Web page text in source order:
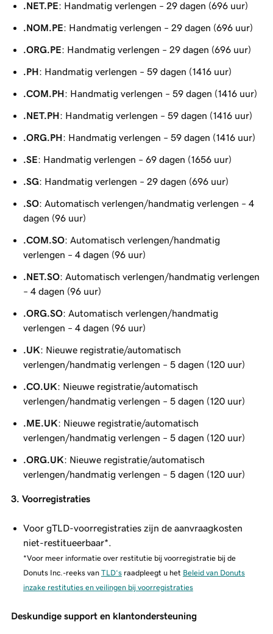
.NET.PE: Handmatig verlengen – 29 dagen (696 uur)
.NOM.PE: Handmatig verlengen – 29 dagen (696 uur)
.ORG.PE: Handmatig verlengen – 29 dagen (696 uur)
.PH: Handmatig verlengen – 59 dagen (1416 uur)
.COM.PH: Handmatig verlengen – 59 dagen (1416 uur)
.NET.PH: Handmatig verlengen – 59 dagen (1416 uur)
.ORG.PH: Handmatig verlengen – 59 dagen (1416 uur)
.SE: Handmatig verlengen – 69 dagen (1656 uur)
.SG: Handmatig verlengen – 29 dagen (696 uur)
.SO: Automatisch verlengen/handmatig verlengen – 4
dagen (96 uur)
.COM.SO: Automatisch verlengen/handmatig
verlengen – 4 dagen (96 uur)
.NET.SO: Automatisch verlengen/handmatig verlengen
– 4 dagen (96 uur)
.ORG.SO: Automatisch verlengen/handmatig
verlengen – 4 dagen (96 uur)
.UK: Nieuwe registratie/automatisch
verlengen/handmatig verlengen – 5 dagen (120 uur)
.CO.UK: Nieuwe registratie/automatisch
verlengen/handmatig verlengen – 5 dagen (120 uur)
.ME.UK: Nieuwe registratie/automatisch
verlengen/handmatig verlengen – 5 dagen (120 uur)
.ORG.UK: Nieuwe registratie/automatisch
verlengen/handmatig verlengen – 5 dagen (120 uur)
3. Voorregistraties
Voor gTLD-voorregistraties zijn de aanvraagkosten
niet-restitueerbaar*.
*Voor meer informatie over restitutie bij voorregistratie bij de
Donuts Inc.-reeks van TLD‘sraadpleegt u het Beleid van Donuts
inzake restituties en veilingen bij voorregistraties
Deskundige support en klantondersteuning